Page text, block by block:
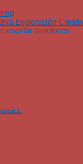
Exploración
escribir canciones